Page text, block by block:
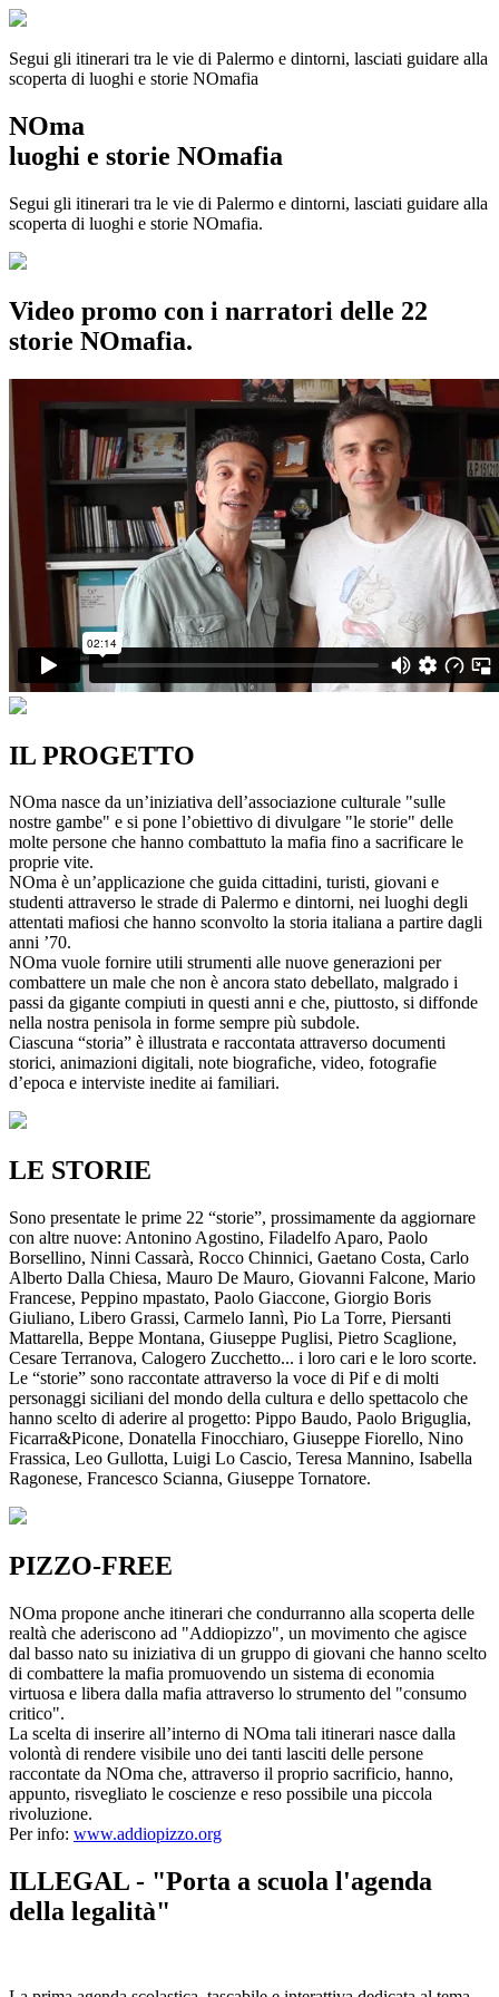
Segui gli itinerari tra le vie di Palermo e dintorni, lasciati guidare alla
scoperta di luoghi e storie NOmafia
NOma
luoghi e storie NOmafia
Segui gli itinerari tra le vie di Palermo e dintorni, lasciati guidare alla
scoperta di luoghi e storie NOmafia.
Video promo con i narratori delle 22
storie NOmafia.
IL PROGETTO
NOma nasce da un’iniziativa dell’associazione culturale "sulle
nostre gambe" e si pone l’obiettivo di divulgare "le storie" delle
molte persone che hanno combattuto la mafia fino a sacrificare le
proprie vite.
NOma è un’applicazione che guida cittadini, turisti, giovani e
studenti attraverso le strade di Palermo e dintorni, nei luoghi degli
attentati mafiosi che hanno sconvolto la storia italiana a partire dagli
anni ’70.
NOma vuole fornire utili strumenti alle nuove generazioni per
combattere un male che non è ancora stato debellato, malgrado i
passi da gigante compiuti in questi anni e che, piuttosto, si diffonde
nella nostra penisola in forme sempre più subdole.
Ciascuna “storia” è illustrata e raccontata attraverso documenti
storici, animazioni digitali, note biografiche, video, fotografie
d’epoca e interviste inedite ai familiari.
LE STORIE
Sono presentate le prime 22 “storie”, prossimamente da aggiornare
con altre nuove: Antonino Agostino, Filadelfo Aparo, Paolo
Borsellino, Ninni Cassarà, Rocco Chinnici, Gaetano Costa, Carlo
Alberto Dalla Chiesa, Mauro De Mauro, Giovanni Falcone, Mario
Francese, Peppino mpastato, Paolo Giaccone, Giorgio Boris
Giuliano, Libero Grassi, Carmelo Iannì, Pio La Torre, Piersanti
Mattarella, Beppe Montana, Giuseppe Puglisi, Pietro Scaglione,
Cesare Terranova, Calogero Zucchetto... i loro cari e le loro scorte.
Le “storie” sono raccontate attraverso la voce di Pif e di molti
personaggi siciliani del mondo della cultura e dello spettacolo che
hanno scelto di aderire al progetto: Pippo Baudo, Paolo Briguglia,
Ficarra&Picone, Donatella Finocchiaro, Giuseppe Fiorello, Nino
Frassica, Leo Gullotta, Luigi Lo Cascio, Teresa Mannino, Isabella
Ragonese, Francesco Scianna, Giuseppe Tornatore.
PIZZO-FREE
NOma propone anche itinerari che condurranno alla scoperta delle
realtà che aderiscono ad "Addiopizzo", un movimento che agisce
dal basso nato su iniziativa di un gruppo di giovani che hanno scelto
di combattere la mafia promuovendo un sistema di economia
virtuosa e libera dalla mafia attraverso lo strumento del "consumo
critico".
La scelta di inserire all’interno di NOma tali itinerari nasce dalla
volontà di rendere visibile uno dei tanti lasciti delle persone
raccontate da NOma che, attraverso il proprio sacrificio, hanno,
appunto, risvegliato le coscienze e reso possibile una piccola
rivoluzione.
Per info: www.addiopizzo.org
ILLEGAL - "Porta a scuola l'agenda
della legalità"